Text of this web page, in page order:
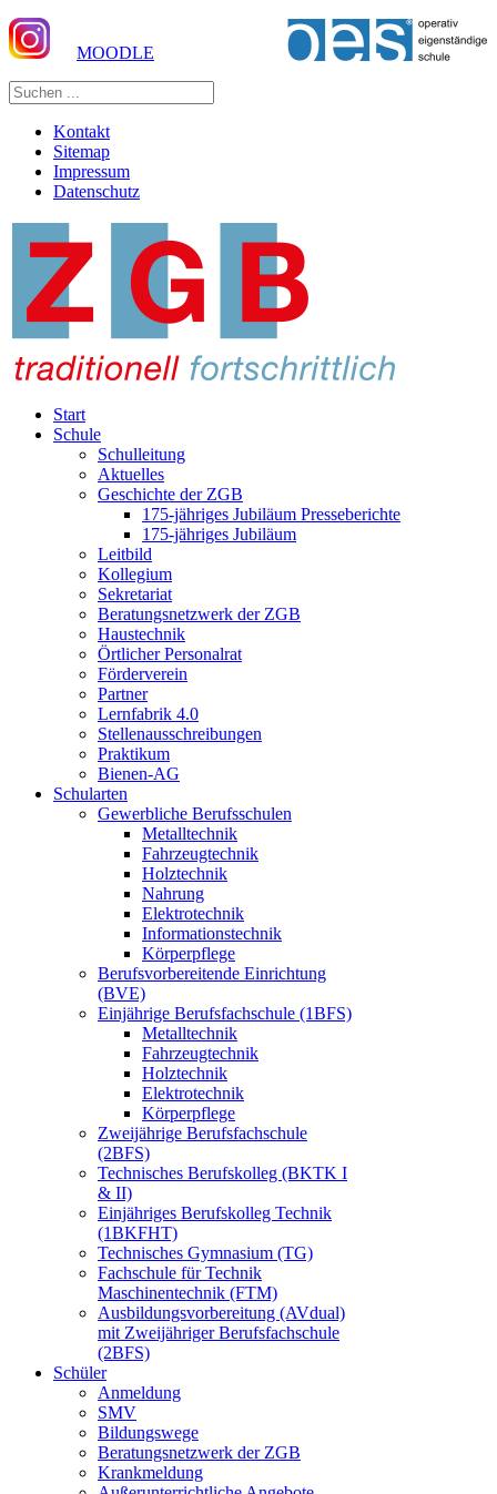
MOODLE
Kontakt
Sitemap
Impressum
Datenschutz
Start
Schule
Schulleitung
Aktuelles
Geschichte der ZGB
175-jähriges Jubiläum Presseberichte
175-jähriges Jubiläum
Leitbild
Kollegium
Sekretariat
Beratungsnetzwerk der ZGB
Haustechnik
Örtlicher Personalrat
Förderverein
Partner
Lernfabrik 4.0
Stellenausschreibungen
Praktikum
Bienen-AG
Schularten
Gewerbliche Berufsschulen
Metalltechnik
Fahrzeugtechnik
Holztechnik
Nahrung
Elektrotechnik
Informationstechnik
Körperpflege
Berufsvorbereitende Einrichtung
(BVE)
Einjährige Berufsfachschule (1BFS)
Metalltechnik
Fahrzeugtechnik
Holztechnik
Elektrotechnik
Körperpflege
Zweijährige Berufsfachschule
(2BFS)
Technisches Berufskolleg (BKTK I
& II)
Einjähriges Berufskolleg Technik
(1BKFHT)
Technisches Gymnasium (TG)
Fachschule für Technik
Maschinentechnik (FTM)
Ausbildungsvorbereitung (AVdual)
mit Zweijähriger Berufsfachschule
(2BFS)
Schüler
Anmeldung
SMV
Bildungswege
Beratungsnetzwerk der ZGB
Krankmeldung